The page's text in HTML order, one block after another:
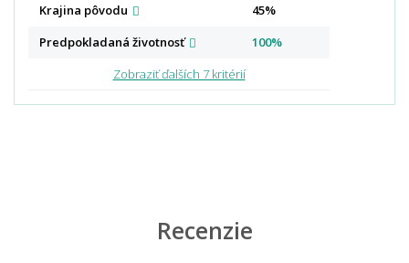
Krajina pôvodu
45%
Predpokladaná životnosť
100%
Zobraziť ďalších 7 kritérií
Recenzie